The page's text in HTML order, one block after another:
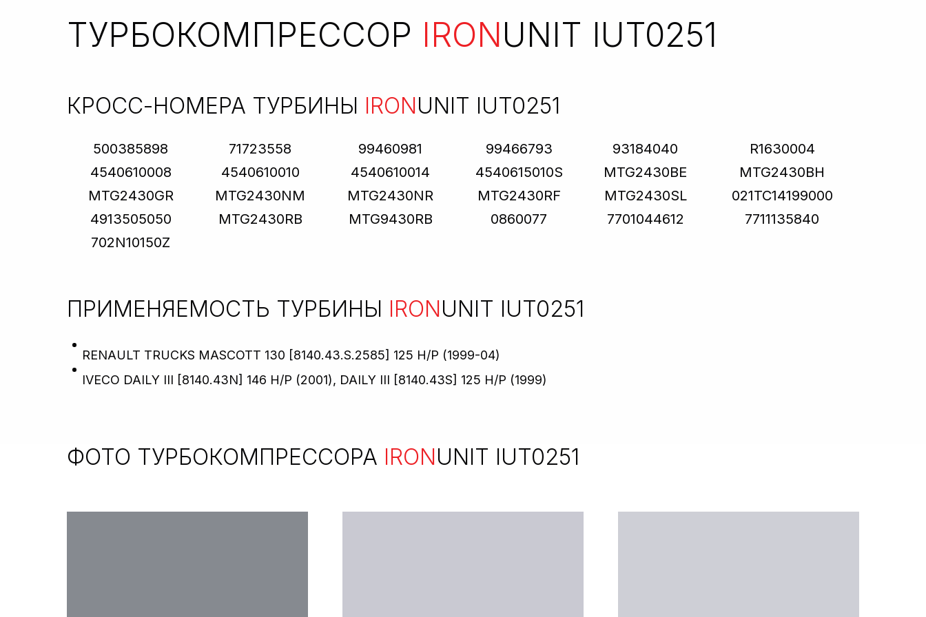
ТУРБОКОМПРЕССОР IRONUNIT IUT0251
КРОСС-НОМЕРА ТУРБИНЫ IRONUNIT IUT0251
500385898 71723558 99460981 99466793 93184040
R1630004
4540610008
4540610010 4540610014 4540615010S MTG2430BE
MTG2430BH
MTG2430GR
MTG2430NM MTG2430NR MTG2430RF MTG2430SL
021TC14199000
4913505050
MTG2430RB MTG9430RB 0860077 7701044612
7711135840
702N10150Z
ПРИМЕНЯЕМОСТЬ ТУРБИНЫ IRONUNIT IUT0251
RENAULT TRUCKS MASCOTT 130 [8140.43.S.2585] 125 H/P (1999-04)
IVECO DAILY III [8140.43N] 146 H/P (2001), DAILY III [8140.43S] 125 H/P (1999)
ФОТО ТУРБОКОМПРЕССОРА IRONUNIT IUT0251